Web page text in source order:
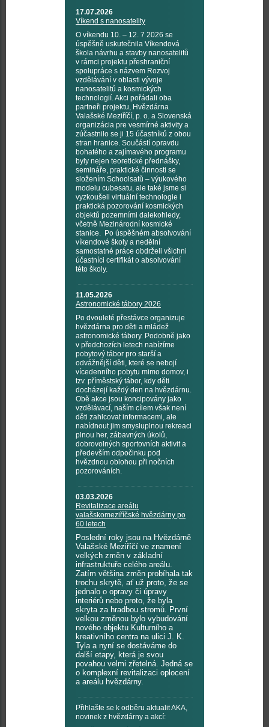
17.07.2026
Víkend s nanosatelity
O víkendu 10. – 12. 7 2026 se
úspěšně uskutečnila Víkendová
škola návrhu a stavby nanosatelitů
v rámci projektu přeshraniční
spolupráce s názvem Rozvoj
vzdělávání v oblasti vývoje
nanosatelitů a kosmických
technologií. Akci pořádali oba
partneři projektu, Hvězdárna
Valašské Meziříčí, p. o. a Slovenská
organizácia pre vesmírné aktivity a
zúčastnilo se ji 15 účastníků z obou
stran hranice. Součástí opravdu
bohatého a zajímavého programu
byly nejen teoretické přednášky,
semináře, praktické činnosti se
složením Schoolsatů – výukového
modelu cubesatu, ale také jsme si
vyzkoušeli virtuální technologie i
praktická pozorování kosmických
objektů pozemními dalekohledy,
včetně Mezinárodní kosmické
stanice. Po úspěšném absolvování
víkendové školy a nedělní
samostatné práce obdrželi všichni
účastníci certifikát o absolvování
této školy.
11.05.2026
Astronomické tábory 2026
Po dvouleté přestávce organizuje
hvězdárna pro děti a mládež
astronomické tábory. Podobně jako
v předchozích letech nabízíme
pobytový tábor pro starší a
odvážnější děti, které se nebojí
vícedenního pobytu mimo domov, i
tzv. příměstský tábor, kdy děti
docházejí každý den na hvězdárnu.
Obě akce jsou koncipovány jako
vzdělávací, naším cílem však není
děti zahlcovat informacemi, ale
nabídnout jim smysluplnou rekreaci
plnou her, zábavných úkolů,
dobrovolných sportovních aktivit a
především odpočinku pod
hvězdnou oblohou při nočních
pozorováních.
03.03.2026
Revitalizace areálu
valašskomeziříčské hvězdárny po
60 letech
Poslední roky jsou na Hvězdárně
Valašské Meziříčí ve znamení
velkých změn v základní
infrastruktuře celého areálu.
Zatím většina změn probíhala tak
trochu skrytě, ať už proto, že se
jednalo o opravy či úpravy
interiérů nebo proto, že byla
skryta za hradbou stromů. První
velkou změnou bylo vybudování
nového objektu Kulturního a
kreativního centra na ulici J. K.
Tyla a nyní se dostáváme do
další etapy, která je svou
povahou velmi zřetelná. Jedná se
o komplexní revitalizaci oplocení
a areálu hvězdárny.
Přihlašte se k odběru aktualit AKA,
novinek z hvězdárny a akcí: